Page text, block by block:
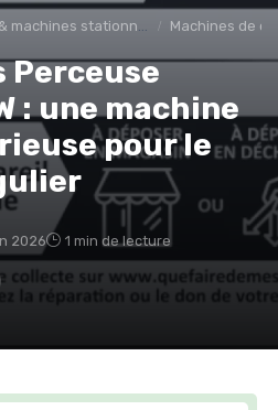
stationnaires Machines de
Perceuse
: une machine
pour le
2026 1 min de lecture